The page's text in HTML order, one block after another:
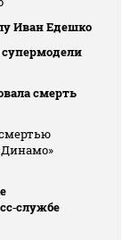
Иван Едешко
смерть